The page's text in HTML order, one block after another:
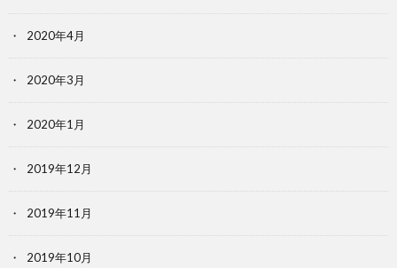
2020年4月
2020年3月
2020年1月
2019年12月
2019年11月
2019年10月